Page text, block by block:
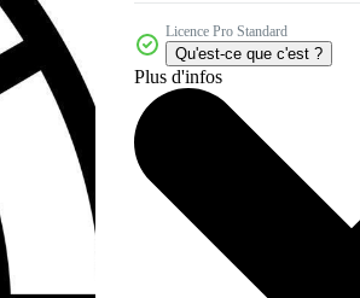
Licence Pro Standard
Qu'est-ce que c'est ?
Plus d'infos